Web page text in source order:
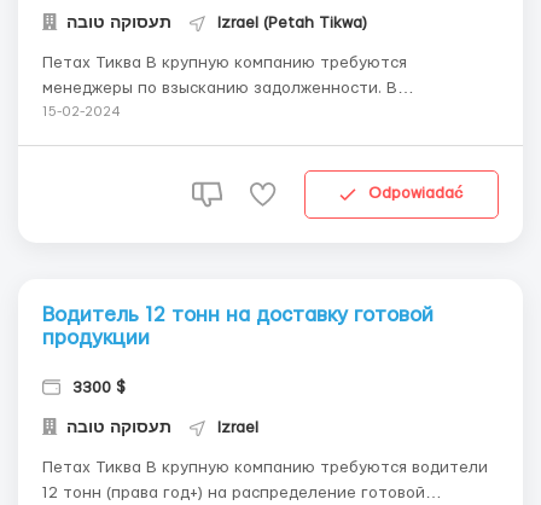
תעסוקה טובה Izrael (Petah Tikwa)
Петах Тиква В крупную компанию требуются
менеджеры по взысканию задолженности. В
обязанности входит выставление счетов клиентам,
преимуществом. Воскресенье - Четверг 8:00 - 17:00 /
15-02-2024
Odpowiadać
Водитель 12 тонн на доставку готовой
продукции
3300 $
תעסוקה טובה Izrael
Петах Тиква В крупную компанию требуются водители
12 тонн (права год+) на распределение готовой